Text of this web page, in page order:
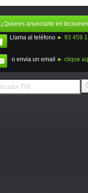
¿Quieres anunciarte en
Llama al teléfono ► 93 459
o envia un email ► clique